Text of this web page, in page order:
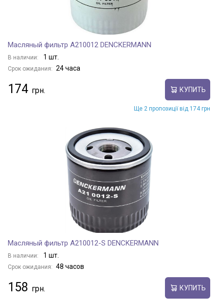
Масляный фильтр A210012 DENCKERMANN
В наличии: 1 шт.
Срок ожидания: 24 часа
174 КУПИТЬ
Ще 2 пропозиції від 174 грн
Масляный фильтр A210012-S DENCKERMANN
В наличии: 1 шт.
Срок ожидания: 48 часов
158 КУПИТЬ